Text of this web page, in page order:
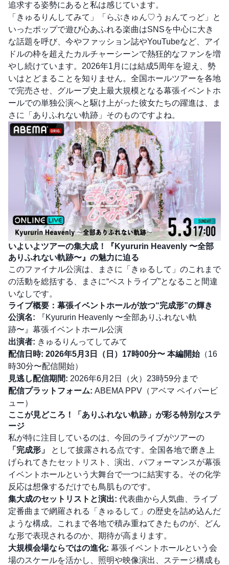
追求する姿勢にあると私は感じています。
「きゅるりんしてみて」「らぶきゅん♡うぉんてっど」と
いったポップで遊び心あふれる楽曲はSNSを中心に大き
な話題を呼び、今やファッション誌やYouTubeなど、アイ
ドルの枠を超えたカルチャーシーンで熱狂的なファンを増
やし続けています。2026年1月には結成5周年を迎え、勢
いはとどまることを知りません。全国ホールツアーを各地
で完売させ、グループ史上最大規模となる幕張イベントホ
ールでの単独公演へと駆け上がった彼女たちの躍進は、ま
さに「ありふれない軌跡」そのものですよね。
いよいよツアーの集大成！『Kyururin Heavenly 〜全部
ありふれない軌跡〜』の魅力に迫る
このファイナル公演は、まさに「きゅるして」のこれまで
の活動を総括する、まさに“ベストライブ”となること間違
いなしです。
ライブ概要：幕張イベントホールが放つ“完成形”の輝き
公演名: 『Kyururin Heavenly 〜全部ありふれない軌
跡〜』幕張イベントホール公演
出演者: きゅるりんってしてみて
配信日時: 2026年5月3日（日）17時00分〜 本編開始（16
時30分〜配信開始）
見逃し配信期間: 2026年6月2日（火）23時59分まで
配信プラットフォーム: ABEMA PPV（アベマ ペイパービ
ュー）
ここが見どころ！「ありふれない軌跡」が彩る特別なステ
ージ
私が特に注目しているのは、今回のライブがツアーの
「完成形」
として披露される点です。全国各地で磨き上
げられてきたセットリスト、演出、パフォーマンスが幕張
イベントホールという大舞台で一つに結実する。その化学
反応は想像するだけでも鳥肌ものです。
集大成のセットリストと演出: 代表曲から人気曲、ライブ
定番曲まで網羅される「きゅるして」の歴史を詰め込んだ
ような構成。これまで各地で積み重ねてきたものが、どん
な形で表現されるのか、期待が高まります。
大規模会場ならではの進化: 幕張イベントホールという会
場のスケールを活かし、照明や映像演出、ステージ構成も